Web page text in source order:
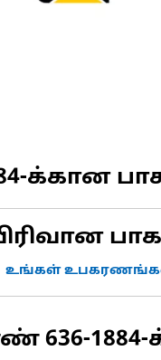
-க்கான
உங்கள்
636-1884-